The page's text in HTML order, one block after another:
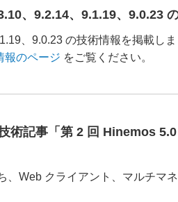
、9.2.14、9.1.19、9.0.23
、9.0.23 の技術情報を掲載しま
報のページ をご覧ください。
術記事「第 2 回 Hinemos
、Web クライアント、マルチマ